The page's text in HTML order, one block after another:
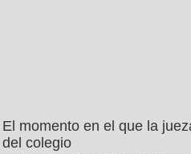
El momento en el que la
del colegio